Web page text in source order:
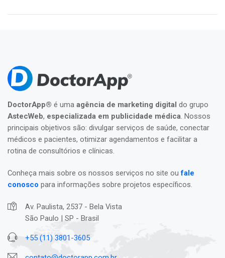
DoctorApp® é uma agência de marketing digital do grupo
AstecWeb, especializada em publicidade médica. Nossos
principais objetivos são: divulgar serviços de saúde, conectar
médicos e pacientes, otimizar agendamentos e facilitar a
rotina de consultórios e clínicas.
Conheça mais sobre os nossos serviços no site oufale
conosco para informações sobre projetos específicos.
Av. Paulista, 2537 - Bela Vista
São Paulo | SP - Brasil
+55 (11) 3801-3605